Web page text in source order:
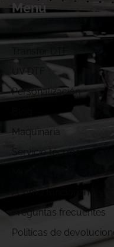
Menú
UV DTF
Personalización
Maquinaria
Servicio técnico
¿Cómo funcionamos?
Preguntas frecuentes
Politicas de